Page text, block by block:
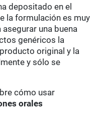
depositado en el
la formulación es muy
una buena
genéricos la
original y la
y sólo se
cómo usar
orales